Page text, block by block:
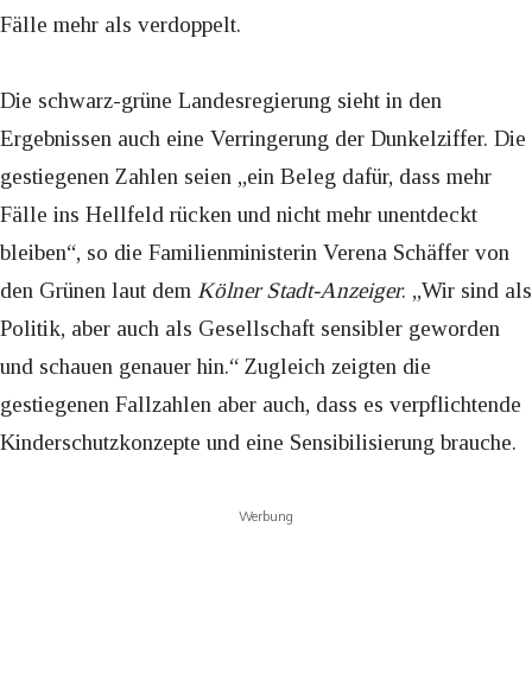
Fälle mehr als verdoppelt.
Die schwarz-grüne Landesregierung sieht in den
Ergebnissen auch eine Verringerung der Dunkelziffer. Die
gestiegenen Zahlen seien „ein Beleg dafür, dass mehr
Fälle ins Hellfeld rücken und nicht mehr unentdeckt
bleiben“, so die Familienministerin Verena Schäffer von
den Grünen laut dem Kölner Stadt-Anzeiger. „Wir sind als
Politik, aber auch als Gesellschaft sensibler geworden
und schauen genauer hin.“ Zugleich zeigten die
gestiegenen Fallzahlen aber auch, dass es verpflichtende
Kinderschutzkonzepte und eine Sensibilisierung brauche.
Werbung